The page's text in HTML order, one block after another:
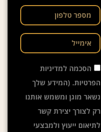
הסכמה למדיניות
הפרטיות. (המידע שלך
נשאר מוגן ומשמש אותנו
רק לצורך יצירת קשר
לתיאום ייעוץ ולמבצעי